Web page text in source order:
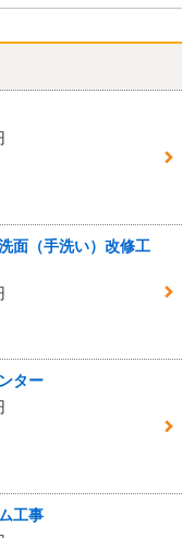
面（手洗い）改修工
ター
工事